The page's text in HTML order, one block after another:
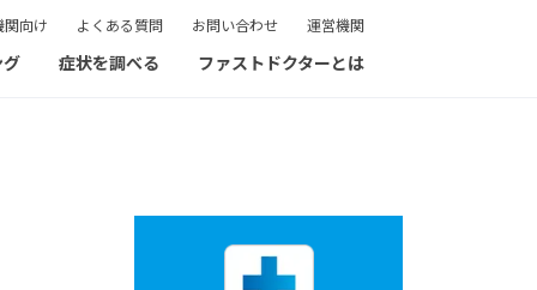
関向け よくある質問 お問い合わせ 運営機関
症状を調べる ファストドクターとは